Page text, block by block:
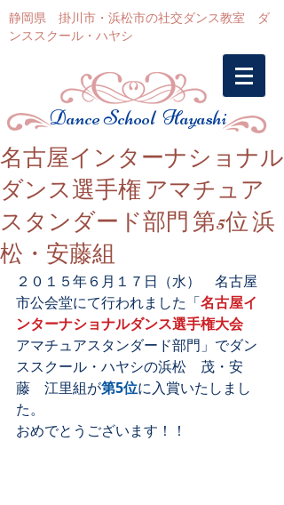
静岡県 掛川市・浜松市の社交ダンス教室 ダ
ンススクール・ハヤシ
Dance School Hayashi
名古屋インターナショナル
ダンス選手権 アマチュア
スタンダード部門 第5位 浜
松・安藤組
２０１５年６月１７日（水）　名古屋
市公会堂にて行われました「名古屋イ
ンターナショナルダンス選手権大会
アマチュアスタンダード部門」でダン
ススクール・ハヤシの浜松　茂・安
藤　江里組が第5位に入賞いたしまし
た。
おめでとうございます！！